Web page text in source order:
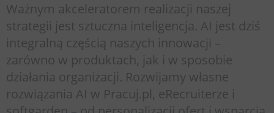
Ważnym akceleratorem realizacji naszej
strategii jest sztuczna inteligencja. AI jest dziś
integralną częścią naszych innowacji –
zarówno w produktach, jak i w sposobie
działania organizacji. Rozwijamy własne
rozwiązania AI w Pracuj.pl, eRecruiterze i